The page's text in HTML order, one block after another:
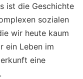
ist die Geschichte
sozialen
wir heute kaum
ein Leben im
eine